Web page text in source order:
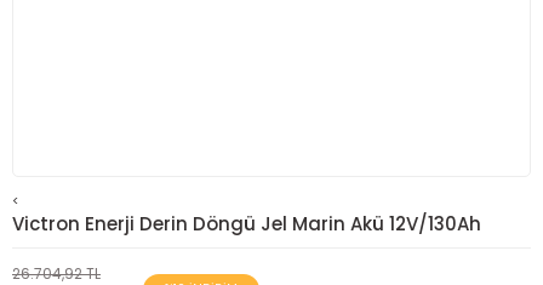
<
Victron Enerji Derin Döngü Jel Marin Akü 12V/130Ah
26.704,92 TL